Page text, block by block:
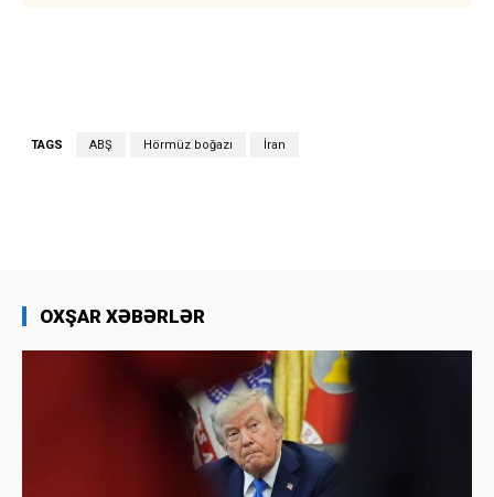
TAGS ABŞ Hörmüz boğazı İran
OXŞAR XƏBƏRLƏR